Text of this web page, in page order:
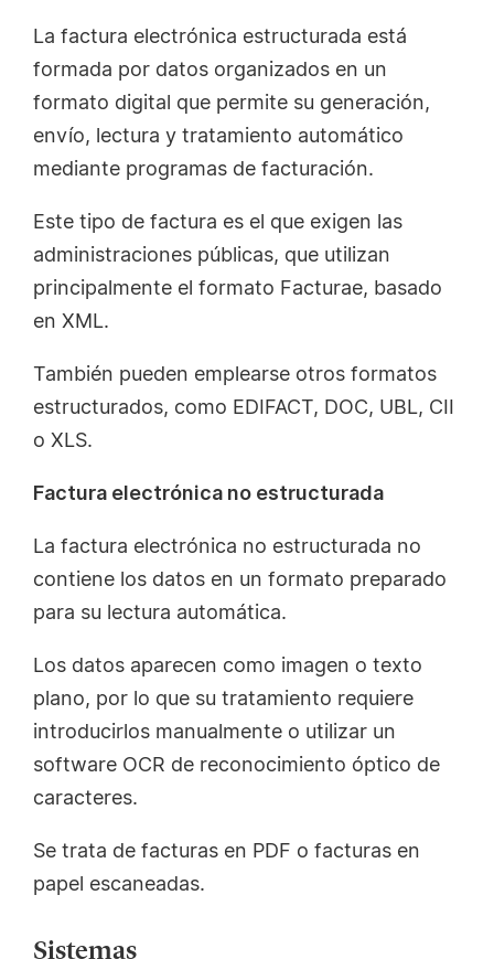
La factura electrónica estructurada está
formada por datos organizados en un
formato digital que permite su generación,
envío, lectura y tratamiento automático
mediante programas de facturación.
Este tipo de factura es el que exigen las
administraciones públicas, que utilizan
principalmente el formato Facturae, basado
en XML.
También pueden emplearse otros formatos
estructurados, como EDIFACT, DOC, UBL, CII
o XLS.
Factura electrónica no estructurada
La factura electrónica no estructurada no
contiene los datos en un formato preparado
para su lectura automática.
Los datos aparecen como imagen o texto
plano, por lo que su tratamiento requiere
introducirlos manualmente o utilizar un
software OCR de reconocimiento óptico de
caracteres.
Se trata de facturas en PDF o facturas en
papel escaneadas.
Sistemas